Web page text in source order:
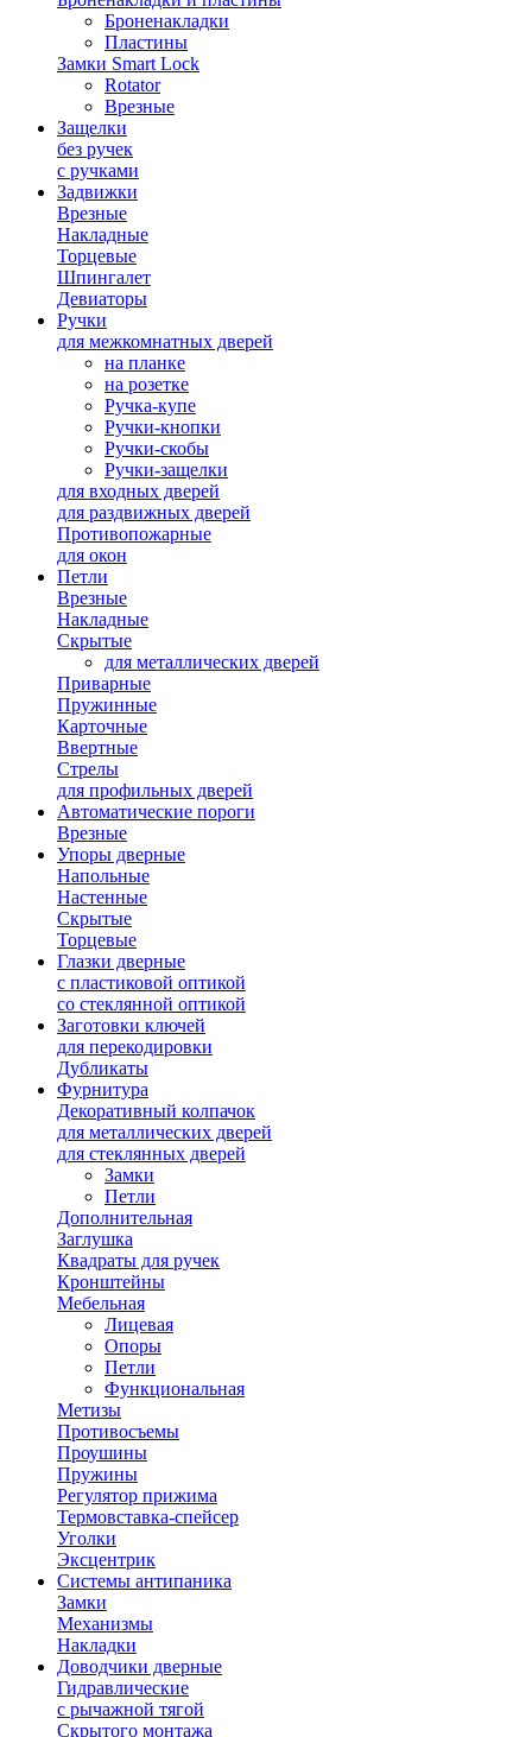
Броненакладки
Пластины
Замки Smart Lock
Rotator
Врезные
Защелки
без ручек
с ручками
Задвижки
Врезные
Накладные
Торцевые
Шпингалет
Девиаторы
Ручки
для межкомнатных дверей
на планке
на розетке
Ручка-купе
Ручки-кнопки
Ручки-скобы
Ручки-защелки
для входных дверей
для раздвижных дверей
Противопожарные
для окон
Петли
Врезные
Накладные
Скрытые
для металлических дверей
Приварные
Пружинные
Карточные
Ввертные
Стрелы
для профильных дверей
Автоматические пороги
Врезные
Упоры дверные
Напольные
Настенные
Скрытые
Торцевые
Глазки дверные
с пластиковой оптикой
со стеклянной оптикой
Заготовки ключей
для перекодировки
Дубликаты
Фурнитура
Декоративный колпачок
для металлических дверей
для стеклянных дверей
Замки
Петли
Дополнительная
Заглушка
Квадраты для ручек
Кронштейны
Мебельная
Лицевая
Опоры
Петли
Функциональная
Метизы
Противосъемы
Проушины
Пружины
Регулятор прижима
Термовставка-спейсер
Уголки
Эксцентрик
Системы антипаника
Замки
Механизмы
Накладки
Доводчики дверные
Гидравлические
с рычажной тягой
Скрытого монтажа